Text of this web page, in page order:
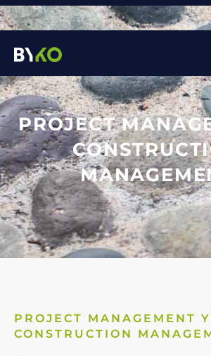
PROJECT
PROJECT MANAGEMENT Y
CONSTRUCTION